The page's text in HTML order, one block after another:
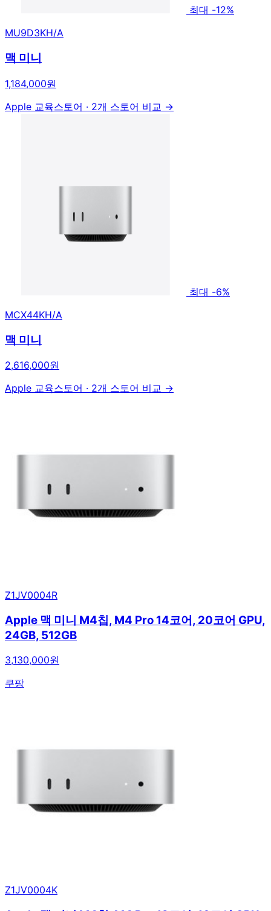
최대 -12%
MU9D3KH/A
맥 미니
1,184,000원
Apple 교육스토어 · 2개 스토어 비교 →
최대 -6%
MCX44KH/A
맥 미니
2,616,000원
Apple 교육스토어 · 2개 스토어 비교 →
Z1JV0004R
Apple 맥 미니 M4칩, M4 Pro 14코어, 20코어 GPU,
24GB, 512GB
3,130,000원
쿠팡
Z1JV0004K